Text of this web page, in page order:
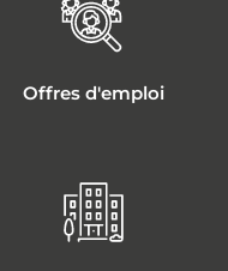
Offres d'emploi